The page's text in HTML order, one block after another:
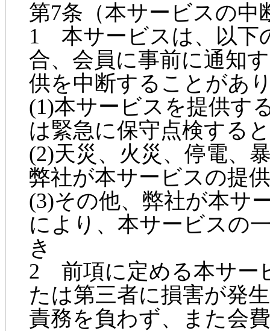
第7条（本サービスの中
1 本サービスは、以下
合、会員に事前に通知
供を中断することがあ
(1)本サービスを提供す
は緊急に保守点検する
(2)天災、火災、停電、
弊社が本サービスの提
(3)その他、弊社が本サ
により、本サービスの
き
2 前項に定める本サー
たは第三者に損害が発
責務を負わず、また会